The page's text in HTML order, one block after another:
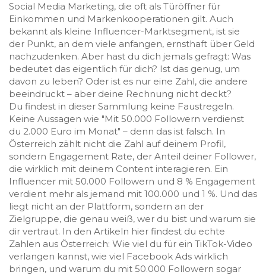
Social Media Marketing, die oft als Türöffner für
Einkommen und Markenkooperationen gilt. Auch
bekannt als kleine Influencer-Marktsegment, ist sie
der Punkt, an dem viele anfangen, ernsthaft über Geld
nachzudenken. Aber hast du dich jemals gefragt: Was
bedeutet das eigentlich für dich? Ist das genug, um
davon zu leben? Oder ist es nur eine Zahl, die andere
beeindruckt – aber deine Rechnung nicht deckt?
Du findest in dieser Sammlung keine Faustregeln.
Keine Aussagen wie "Mit 50.000 Followern verdienst
du 2.000 Euro im Monat" – denn das ist falsch. In
Österreich zählt nicht die Zahl auf deinem Profil,
sondern Engagement Rate, der Anteil deiner Follower,
die wirklich mit deinem Content interagieren. Ein
Influencer mit 50.000 Followern und 8 % Engagement
verdient mehr als jemand mit 100.000 und 1 %. Und das
liegt nicht an der Plattform, sondern an der
Zielgruppe, die genau weiß, wer du bist und warum sie
dir vertraut. In den Artikeln hier findest du echte
Zahlen aus Österreich: Wie viel du für ein TikTok-Video
verlangen kannst, wie viel Facebook Ads wirklich
bringen, und warum du mit 50.000 Followern sogar